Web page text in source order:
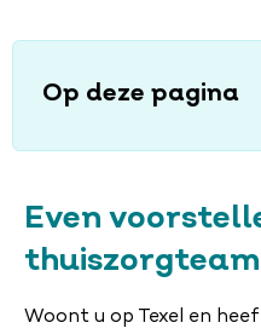
Op deze pagina
Even
thuiszorgteam
Woont u op Texel en